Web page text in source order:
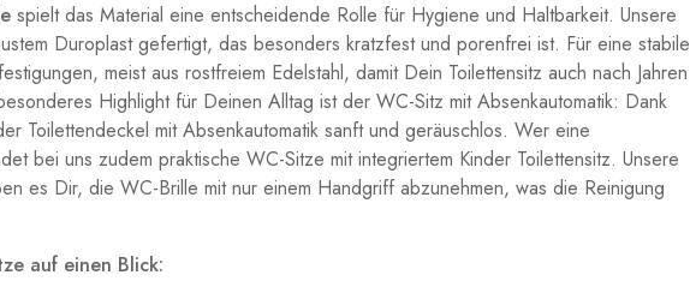
spielt das Material eine entscheidende Rolle für Hygiene und Haltbarkeit. Unsere
Duroplast gefertigt, das besonders kratzfest und porenfrei ist. Für eine stabile
meist aus rostfreiem Edelstahl, damit Dein Toilettensitz auch nach Jahren
Highlight für Deinen Alltag ist der WC-Sitz mit Absenkautomatik: Dank
Toilettendeckel mit Absenkautomatik sanft und geräuschlos. Wer eine
bei uns zudem praktische WC-Sitze mit integriertem Kinder Toilettensitz. Unsere
es Dir, die WC-Brille mit nur einem Handgriff abzunehmen, was die Reinigung
auf einen Blick: